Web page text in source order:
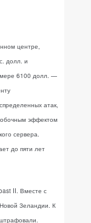
центре,
долл. и
6100 долл. —
атак,
эффектом
сервера.
до пяти лет
II. Вместе с
Зеландии. К